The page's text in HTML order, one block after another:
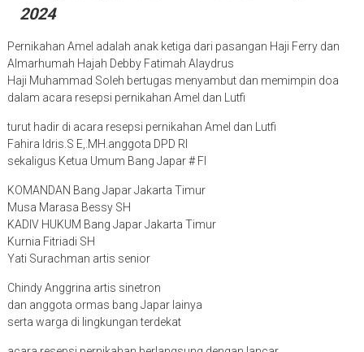
2024
Pernikahan Amel adalah anak ketiga dari pasangan Haji Ferry dan
Almarhumah Hajah Debby Fatimah Alaydrus
Haji Muhammad Soleh bertugas menyambut dan memimpin doa
dalam acara resepsi pernikahan Amel dan Lutfi
turut hadir di acara resepsi pernikahan Amel dan Lutfi
Fahira Idris.S E,.MH.anggota DPD RI
sekaligus Ketua Umum Bang Japar # FI
KOMANDAN Bang Japar Jakarta Timur
Musa Marasa Bessy SH
KADIV HUKUM Bang Japar Jakarta Timur
Kurnia Fitriadi SH
Yati Surachman artis senior
Chindy Anggrina artis sinetron
dan anggota ormas bang Japar lainya
serta warga di lingkungan terdekat